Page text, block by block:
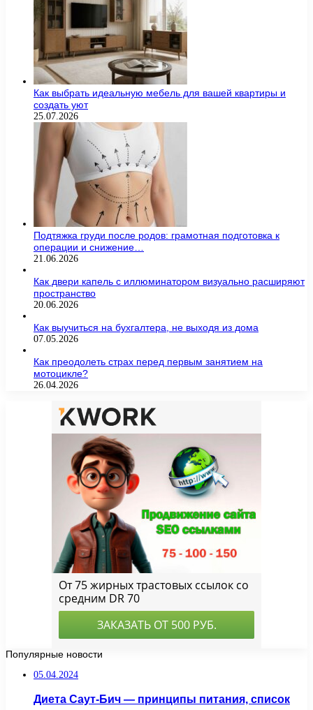
Как выбрать идеальную мебель для вашей квартиры и
создать уют
25.07.2026
Подтяжка груди после родов: грамотная подготовка к
операции и снижение…
21.06.2026
Как двери капель с иллюминатором визуально расширяют
пространство
20.06.2026
Как выучиться на бухгалтера, не выходя из дома
07.05.2026
Как преодолеть страх перед первым занятием на
мотоцикле?
26.04.2026
Популярные новости
05.04.2024
Диета Саут-Бич — принципы питания, список